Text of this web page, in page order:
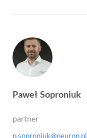
Paweł Soproniuk
partner
p.soproniuk@neuron.pl